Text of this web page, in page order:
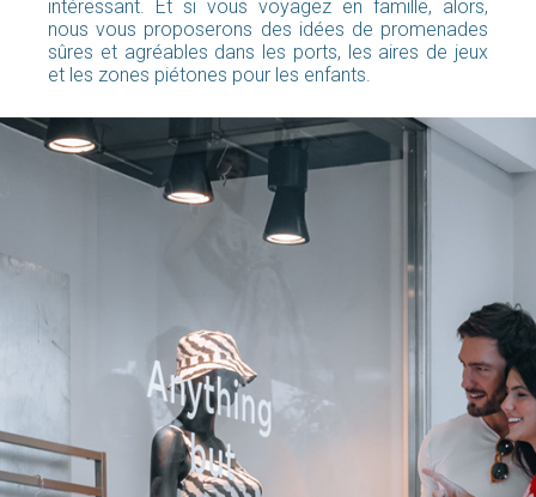
intéressant. Et si vous voyagez en famille, alors,
nous vous proposerons des idées de promenades
sûres et agréables dans les ports, les aires de jeux
et les zones piétones pour les enfants.